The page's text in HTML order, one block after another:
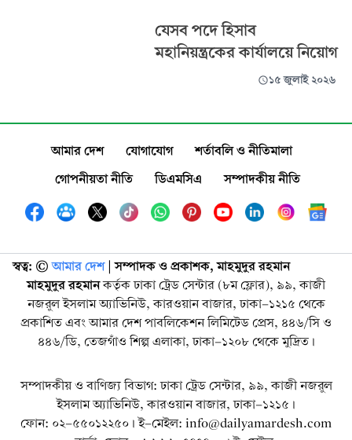
যেসব পদে হিসাব
মহানিয়ন্ত্রকের কার্যালয়ে নিয়োগ
১৫ জুলাই ২০২৬
আমার দেশ যোগাযোগ
শর্তাবলি ও নীতিমালা
গোপনীয়তা নীতি
ডিএমসিএ সম্পাদকীয় নীতি
স্বত্ব: ©️ আমার দেশ| সম্পাদক ও প্রকাশক, মাহমুদুর রহমান
মাহমুদুর রহমানকর্তৃক ঢাকা ট্রেড সেন্টার (৮ম ফ্লোর), ৯৯, কাজী
নজরুল ইসলাম অ্যাভিনিউ, কারওয়ান বাজার, ঢাকা-১২১৫ থেকে
প্রকাশিত এবং আমার দেশ পাবলিকেশন লিমিটেড প্রেস, ৪৪৬/সি ও
৪৪৬/ডি, তেজগাঁও শিল্প এলাকা, ঢাকা-১২০৮ থেকে মুদ্রিত।
সম্পাদকীয় ও বাণিজ্য বিভাগ: ঢাকা ট্রেড সেন্টার, ৯৯, কাজী নজরুল
ইসলাম অ্যাভিনিউ, কারওয়ান বাজার, ঢাকা-১২১৫।
ফোন: ০২-৫৫০১২২৫০। ই-মেইল: info@dailyamardesh.com